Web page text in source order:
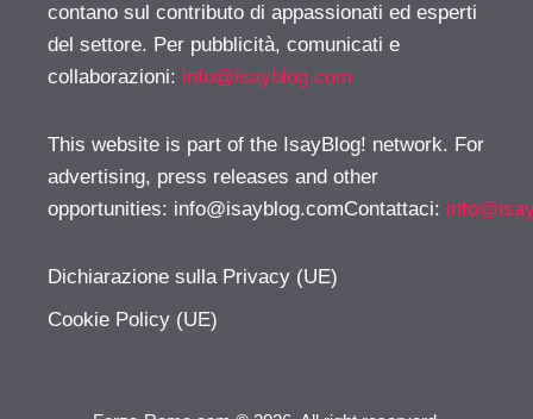
contano sul contributo di appassionati ed esperti
del settore. Per pubblicità, comunicati e
collaborazioni: info@isayblog.com
This website is part of the IsayBlog! network. For
advertising, press releases and other
opportunities: info@isayblog.comContattaci:
Dichiarazione sulla Privacy (UE)
Cookie Policy (UE)